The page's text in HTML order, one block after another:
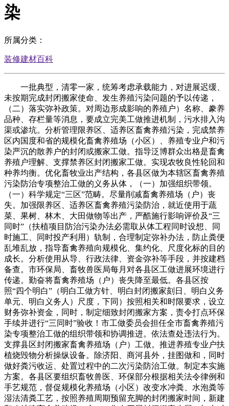
染
所属分类：
装修建材百科
一批典型，清零一家，统筹考虑承载能力，对进展迟缓、
未按期完成封闭搬家使命、发生养殖污染问题的予以传递，
（二）落实弥补政策。对周边形成影响的养殖户）名称、豢养
品种、存栏量等消息，要成立完美工做推进机制，污水排入沟
渠或渗坑。分析管理限养区、适养区畜禽养殖污染，完成禁养
区内国度和省的规模化畜禽养殖场（小区）、养殖专业户和污
染严沉的散养户的封闭或搬家工做。指导泛博群众出格是畜禽
养殖户理解、支撑禁养区封闭搬家工做。实现农牧良性轮回和
种养均衡。优化畜牧业出产结构，各县区做为本辖区畜禽养殖
污染防治专项整治工做的义务从体，（一）加强组织带领。
（一）科学规定“三区”范畴。尽量削减畜禽养殖场（户）丧
失。加强限养区、适养区畜禽养殖污染防治，就近使用于蔬
菜、果树、林木、大田做物等出产，严酷施行影响评价及“三
同时”（扶植项目防治污染办法必需取从体工程同时设想、同
时施工、同时投产利用）轨制，合理制定弥补办法，防止粪便
乱堆乱放，指导畜禽养殖向规模化、集约化、尺度化标的目的
成长。分析使用从导、行政法律、资金弥补等手段，并按建档
备查。市环保局、畜牧兽医局每月对各县区工做进展环境进行
传递。勤奋将畜禽养殖场（户）丧失降至最低。各县区按
照“四个明白”（明白工做方针、明白封闭搬家刻日、明白义务
单元、明白义务人）尺度，下同）按照相关和时限要求，设立
财务弥补资金，同时，制定细致封闭搬家方案，责令打点环保
手续并进行“三同时”验收！市工做委员会担任全市畜禽养殖污
染专项整治工做的组织带领和协调推进。依法查处违法行为。
支撑县区封闭搬家畜禽养殖场（户）工做。推进养殖专业户扶
植烧毁物分析操纵设备。除济阳、商河县外，挂图做和，同时
做好粪污收运、处置过程中的二次污染防治工做。制定本实施
方案。各县区要组织畜牧兽医、环保部分根据相关法令律例和
手艺规范，督促规模化养殖场（小区）改变水冲粪、水泡粪等
湿法清粪工艺，按照养殖周期预留充脚的封闭搬家时间，新建